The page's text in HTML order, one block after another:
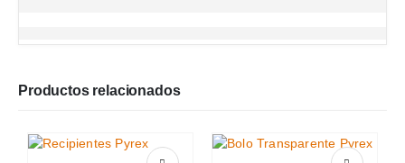
Productos relacionados